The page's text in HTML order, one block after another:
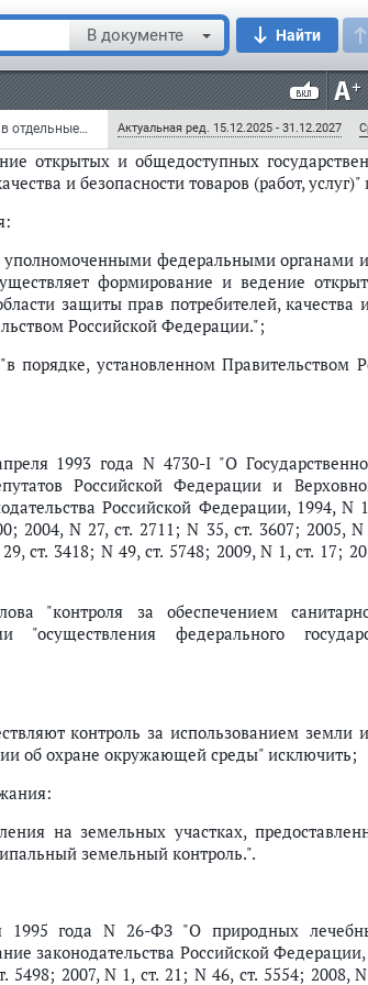
В документе Найти
Федеральный закон от 25 июня 2012 г. N 93-ФЗ "О внесении изменений в отдельные законодательные акты Российской Федерации по вопросам государственного контроля (надзора) и муниципального контроля" (с изменениями и дополнениями) Актуальная ред. 15.12.2025 - 31.12.2027
1992 года N 2300-I "О защите прав
ФЗ) (Ведомости Съезда народных депутатов
N 15, ст. 766; Собрание законодательства
2; 2004, N 52, ст. 5275; 2011, N 30, ст. 4590)
открытых и общедоступных
и безопасности товаров (работ,
уполномоченными федеральными органами
формирование и ведение
защиты прав потребителей, качества
Российской Федерации.";
порядке, установленном Правительством
1993 года N 4730-I "О
Российской Федерации и
Российской Федерации, 1994, N
2004, N 27, ст. 2711; N 35, ст. 3607; 2005,
ст. 3418; N 49, ст. 5748; 2009, N 1, ст. 17;
"контроля за обеспечением
"осуществления федерального
контроль за использованием земли
об охране окружающей среды" исключить;
на земельных участках,
земельный контроль.".
года N 26-ФЗ "О природных
законодательства Российской
5498; 2007, N 1, ст. 21; N 46, ст. 5554; 2008,